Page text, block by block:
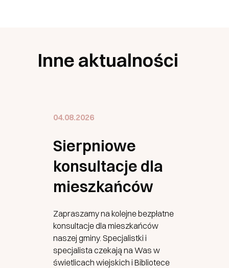
Inne aktualności
04.08.2026
Sierpniowe
konsultacje dla
mieszkańców
Zapraszamy na kolejne bezpłatne
konsultacje dla mieszkańców
naszej gminy. Specjalistki i
specjalista czekają na Was w
świetlicach wiejskich i Bibliotece